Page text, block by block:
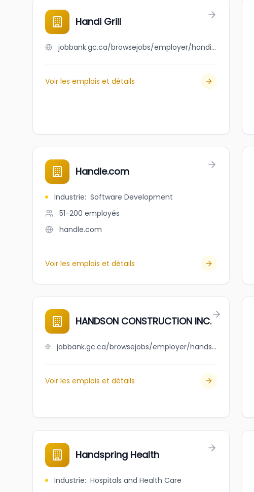
Handi Grill
jobbank.gc.ca/browsejobs/employer/handi+grill/ca
Voir les emplois et détails
Handle.com
Industrie: Software Development
51-200 employés
handle.com
Voir les emplois et détails
HANDSON CONSTRUCTION INC.
jobbank.gc.ca/browsejobs/employer/handson+construction+inc./ca
Voir les emplois et détails
Handspring Health
Industrie: Hospitals and Health Care